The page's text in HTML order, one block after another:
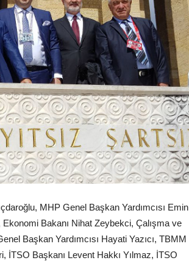
MHP Genel Başkan Yardımcısı Emin
Bakanı Nihat Zeybekci, Çalışma ve
Başkan Yardımcısı Hayati Yazıcı, TBMM
İTSO Başkanı Levent Hakkı Yılmaz, İTSO